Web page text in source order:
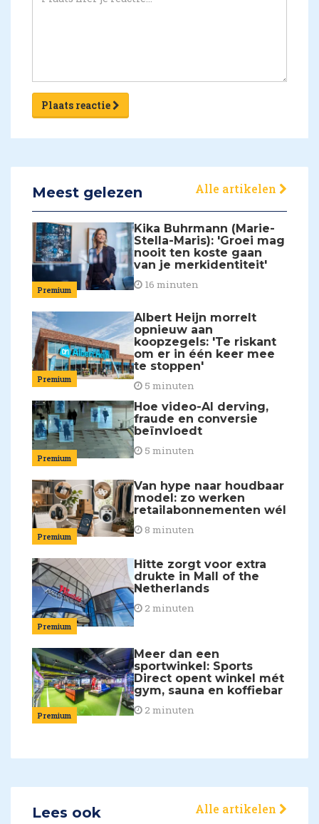
Plaats reactie
Meest gelezen Alle artikelen
Premium
Kika Buhrmann (Marie-
Stella-Maris): 'Groei mag
nooit ten koste gaan
van je merkidentiteit'
16 minuten
Premium
Albert Heijn morrelt
opnieuw aan
koopzegels: 'Te riskant
om er in één keer mee
te stoppen'
5 minuten
Premium
Hoe video-AI derving,
fraude en conversie
beïnvloedt
5 minuten
Premium
Van hype naar houdbaar
model: zo werken
retailabonnementen wél
8 minuten
Premium
Hitte zorgt voor extra
drukte in Mall of the
Netherlands
2 minuten
Premium
Meer dan een
sportwinkel: Sports
Direct opent winkel mét
gym, sauna en koffiebar
2 minuten
Lees ook Alle artikelen